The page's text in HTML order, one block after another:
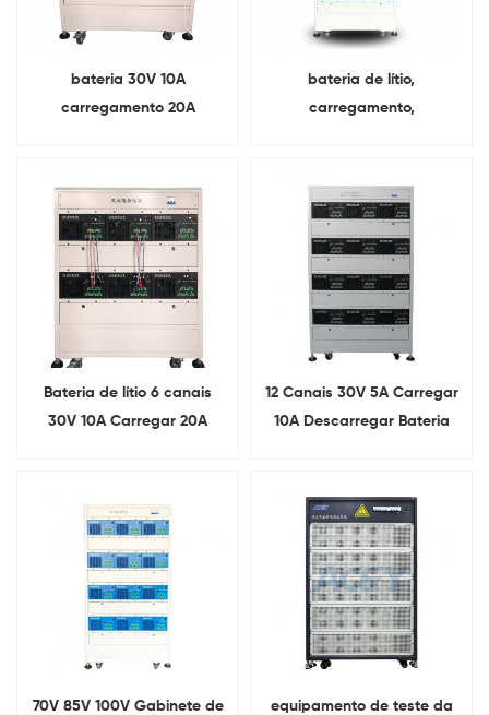
bateria 30V 10A
carregamento 20A
bateria de lítio,
carregamento,
gabinete
Bateria de lítio 6 canais
30V 10A Carregar 20A
12 Canais 30V 5A Carregar
10A Descarregar Bateria
70V 85V 100V Gabinete de
equipamento de teste da